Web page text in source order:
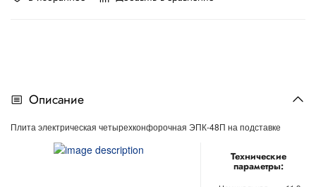
Описание
Плита электрическая четырехконфорочная ЭПК-48П на подставке
Технические
параметры: